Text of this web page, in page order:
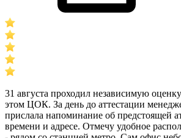
31 августа проходил независимую
этом ЦОК. За день до аттестации
прислала напоминание об предстоящей
времени и адресе. Отмечу удобное